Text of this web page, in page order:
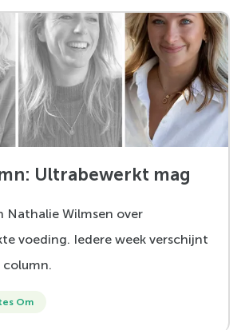
Ultrabewerkt mag
Nathalie Wilmsen over
voeding. Iedere week verschijnt
column.
Om